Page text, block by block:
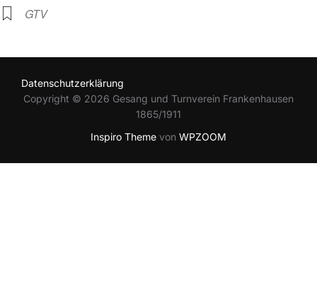
GTV
Datenschutzerklärung
Copyright © 2026 Gesang und Turnverein Frankenhausen
1865/1911
Inspiro Theme von WPZOOM